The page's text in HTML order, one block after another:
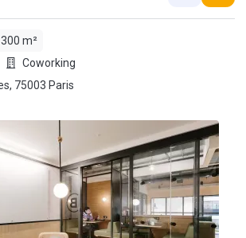
300 m²
Coworking
Rue des Archives, 75003 Paris